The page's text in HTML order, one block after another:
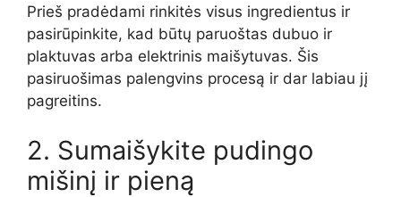
Prieš pradėdami rinkitės visus ingredientus ir
pasirūpinkite, kad būtų paruoštas dubuo ir
plaktuvas arba elektrinis maišytuvas. Šis
pasiruošimas palengvins procesą ir dar labiau jį
pagreitins.
2. Sumaišykite pudingo
mišinį ir pieną